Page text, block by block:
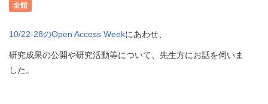
全館
10/22-28のOpen Access Weekにあわせ、
研究成果の公開や研究活動等について、先生方にお話を伺いま
した。